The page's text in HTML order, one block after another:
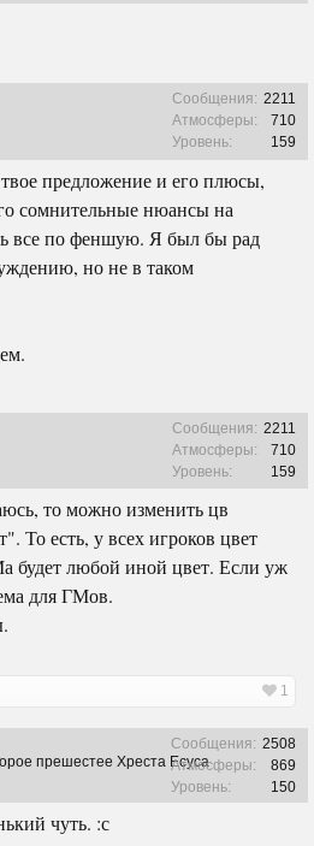
Сообщения: 2211
Атмосферы:
710
Уровень:
159
предложение и его плюсы,
сомнительные нюансы на
все по феншую. Я был бы рад
но не в таком
Сообщения: 2211
Атмосферы:
710
Уровень:
159
то можно изменить цв
То есть, у всех игроков цвет
будет любой иной цвет. Если уж
для ГМов.
1
прешестее Хреста Есуса
Сообщения: 2508
Атмосферы:
869
Уровень:
150
чуть. :с